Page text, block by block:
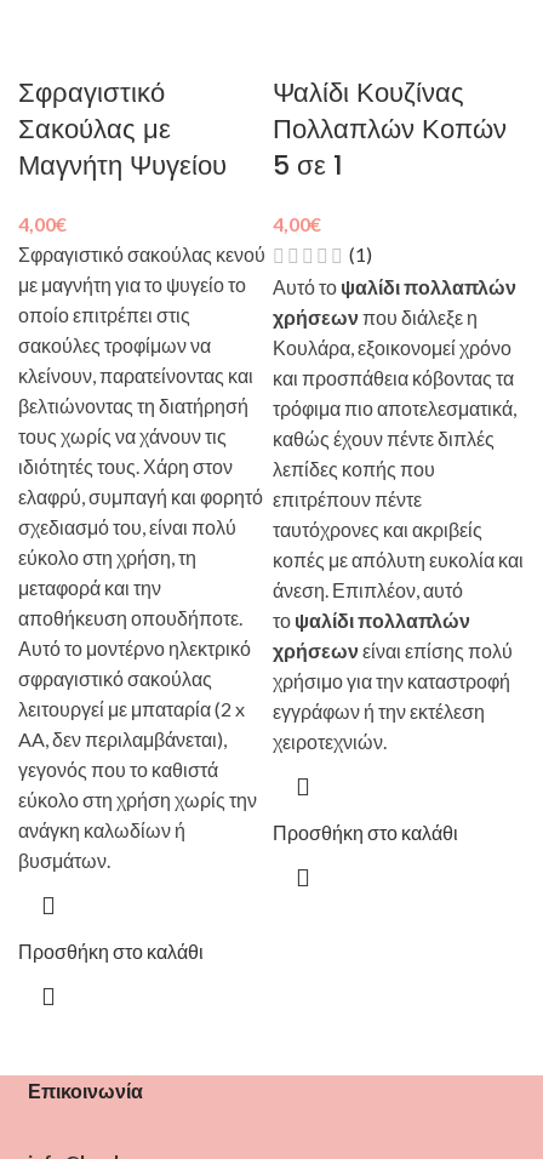
Σφραγιστικό
Σακούλας με
Μαγνήτη Ψυγείου
4,00€
Σφραγιστικό σακούλας κενού
με μαγνήτη για το ψυγείο το
οποίο επιτρέπει στις
σακούλες τροφίμων να
κλείνουν, παρατείνοντας και
βελτιώνοντας τη διατήρησή
τους χωρίς να χάνουν τις
ιδιότητές τους. Χάρη στον
ελαφρύ, συμπαγή και φορητό
σχεδιασμό του, είναι πολύ
εύκολο στη χρήση, τη
μεταφορά και την
αποθήκευση οπουδήποτε.
Αυτό το μοντέρνο ηλεκτρικό
σφραγιστικό σακούλας
λειτουργεί με μπαταρία (2 x
AA, δεν περιλαμβάνεται),
γεγονός που το καθιστά
εύκολο στη χρήση χωρίς την
ανάγκη καλωδίων ή
βυσμάτων.
Προσθήκη στο καλάθι
Ψαλίδι Κουζίνας
Πολλαπλών Κοπών
5 σε 1
4,00€
(1)
Αυτό το ψαλίδι πολλαπλών
χρήσεωνπου διάλεξε η
Κουλάρα, εξοικονομεί χρόνο
και προσπάθεια κόβοντας τα
τρόφιμα πιο αποτελεσματικά,
καθώς έχουν πέντε διπλές
λεπίδες κοπής που
επιτρέπουν πέντε
ταυτόχρονες και ακριβείς
κοπές με απόλυτη ευκολία και
άνεση. Επιπλέον, αυτό
το ψαλίδι πολλαπλών
χρήσεωνείναι επίσης πολύ
χρήσιμο για την καταστροφή
εγγράφων ή την εκτέλεση
χειροτεχνιών.
Προσθήκη στο καλάθι
Επικοινωνία